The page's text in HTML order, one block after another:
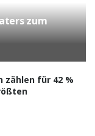
zum
für 42 %